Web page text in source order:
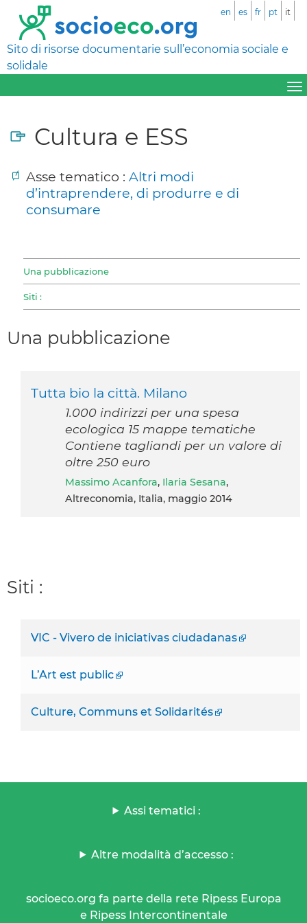
Sito di risorse documentarie sull’economia sociale e
solidale
en es fr pt it
Cultura e ESS
Asse tematico : Altri modi
d’intraprendere, di produrre e di
consumare
Una pubblicazione
Siti :
Una pubblicazione
Tutta bio la città. Milano
1.000 indirizzi per una spesa
ecologica 15 mappe tematiche
Contiene tagliandi per un valore di
oltre 250 euro
Massimo Acanfora, Ilaria Sesana,
Altreconomia, Italia, maggio 2014
Siti :
VIC - Vivero de iniciativas ciudadanas
L’Art est public
Culture, Communs et Solidarités
Assi tematici :
Altre modalità d’accesso :
socioeco.org fa parte della rete Ripess Europa
e Ripess Intercontinentale